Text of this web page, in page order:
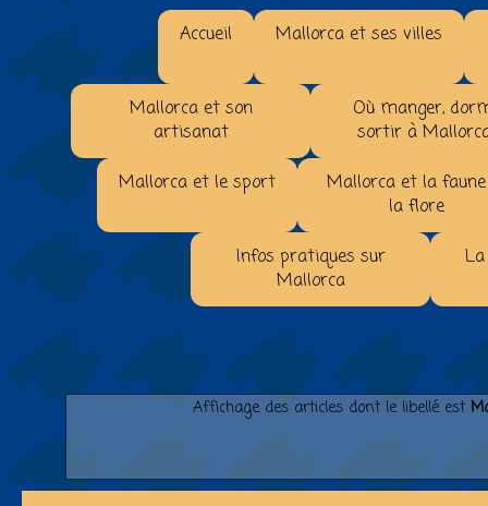
Accueil Mallorca et ses villes
Mallorca et son
artisanat
Où manger,
sortir à
Mallorca et le sport
Mallorca et la
la flore
Infos pratiques sur
Mallorca
Affichage des articles dont le libellé est